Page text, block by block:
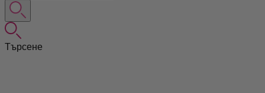
Търсене